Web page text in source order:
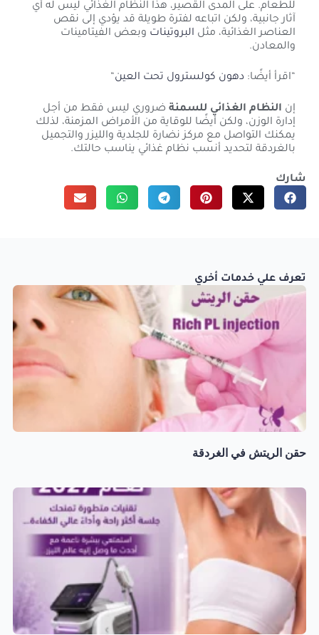
للطعام. على المدى القصير، هذا النظام الغذائي ليس له أي
آثار جانبية، ولكن اتباعه لفترة طويلة قد يؤدي إلى نقص
العناصر الغذائية، مثل البروتينات وبعض الفيتامينات
والمعادن.
“اقرأ أيضًا: دهون كولسترول تحت العين“
إن النظام الغذائي للسمنةضروري ليس فقط من أجل
إدارة الوزن، ولكن أيضًا للوقاية من الأمراض المزمنة، لذلك
يمكنك التواصل مع مركز نضارة للجلدية والليزر والتجميل
بالغردقة لتحديد أنسب نظام غذائي يناسب حالتك.
شارك
تعرف علي خدمات أخري
حقن الريتش في الغردقة